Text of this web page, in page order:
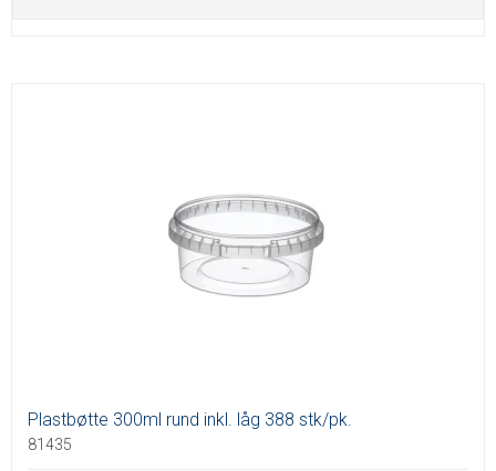
Plastbøtte 300ml rund inkl. låg 388 stk/pk.
81435